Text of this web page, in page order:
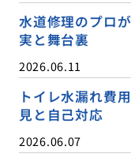
水道修理のプロ
実と舞台裏
2026.06.11
トイレ水漏れ費
見と自己対応
2026.06.07